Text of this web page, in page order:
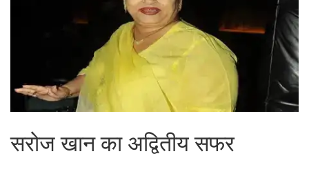
सरोज खान का अद्वितीय सफर